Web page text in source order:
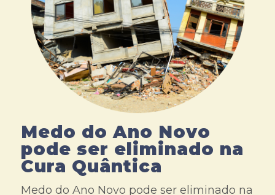
Medo do Ano Novo
pode ser eliminado na
Cura Quântica
Medo do Ano Novo pode ser eliminado na